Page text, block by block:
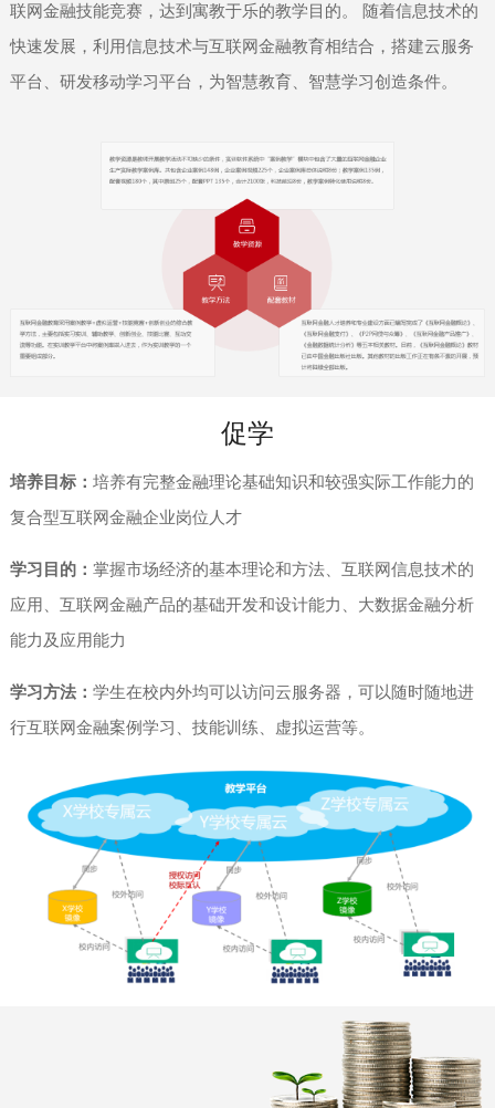
联网金融技能竞赛，达到寓教于乐的教学目的。 随着信息技术的
快速发展，利用信息技术与互联网金融教育相结合，搭建云服务
平台、研发移动学习平台，为智慧教育、智慧学习创造条件。
促学
培养目标： 培养有完整金融理论基础知识和较强实际工作能力的
复合型互联网金融企业岗位人才
学习目的： 掌握市场经济的基本理论和方法、互联网信息技术的
应用、互联网金融产品的基础开发和设计能力、大数据金融分析
能力及应用能力
学习方法： 学生在校内外均可以访问云服务器，可以随时随地进
行互联网金融案例学习、技能训练、虚拟运营等。